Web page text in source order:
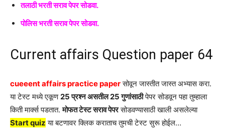
तलाठी भरती सराव पेपर सोडवा.
पोलिस भरती सराव पेपर सोडवा.
Current affairs Question paper 64
cueeent affairs practice paperसोवून जास्तीत जास्त अभ्यास करा.
या टेस्ट मध्ये एकूण25 प्रश्न असतील 25 गुणांसाठीपेपर सोडवून पहा तुम्हाला
किती मार्क्स पडतात.मोफत टेस्ट सराव पेपरसोडवण्यासाठी खाली असलेल्या
Start quiz या बटणावर क्लिक कराताच तुमची टेस्ट सुरू होईल…